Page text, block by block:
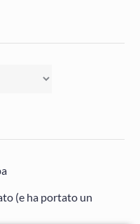
(e ha portato un